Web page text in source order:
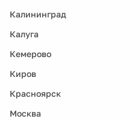
Калининград
Калуга
Кемерово
Киров
Красноярск
Москва